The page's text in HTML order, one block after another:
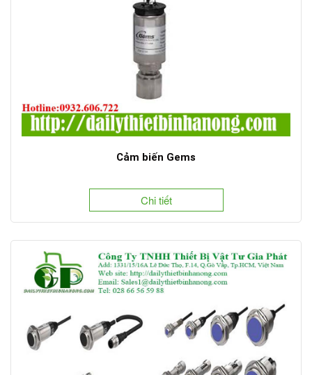
Cảm biến Gems
Chi tiết